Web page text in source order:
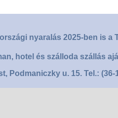
nyaralás 2025-ben is a
hotel és szálloda szállás
Podmaniczky u. 15. Tel.: